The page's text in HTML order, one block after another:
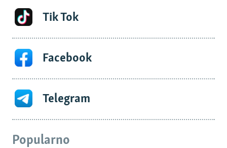
Tik Tok
Facebook
Telegram
Popularno